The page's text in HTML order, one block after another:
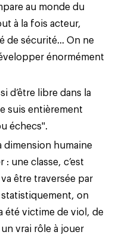
au monde du
à la fois acteur,
de sécurité… On ne
énormément
d’être libre dans la
suis entièrement
échecs".
dimension humaine
une classe, c’est
être traversée par
statistiquement, on
été victime de viol, de
vrai rôle à jouer